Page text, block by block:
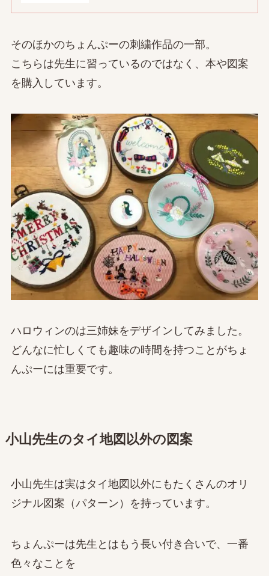
そのほかのちょんぷーの刺繍作品の一部。
こちらは先生に習っているのではなく、本や図案
を購入しています。
ハロウィンのは三姉妹をデザインしてみました。
どんなに忙しくても趣味の時間を持つことがちょ
んぷーには重要です。
小山先生のタイ地図以外の図案
小山先生は実はタイ地図以外にもたくさんのオリ
ジナル図案（パターン）を持っています。
ちょんぷーは先生とはもう長い付き合いで、一番
色々なことを